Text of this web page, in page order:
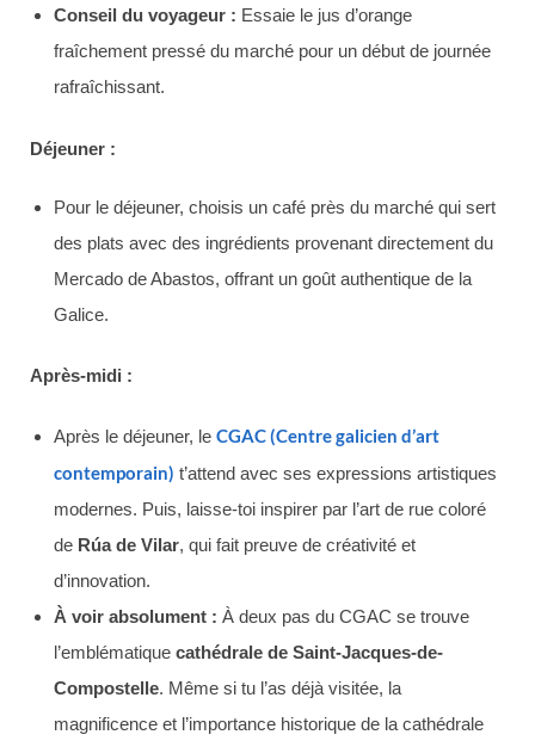
Conseil du voyageur : Essaie le jus d’orange
fraîchement pressé du marché pour un début de journée
rafraîchissant.
Déjeuner :
Pour le déjeuner, choisis un café près du marché qui sert
des plats avec des ingrédients provenant directement du
Mercado de Abastos, offrant un goût authentique de la
Galice.
Après-midi :
Après le déjeuner, le CGAC (Centre galicien d’art
contemporain) t’attend avec ses expressions artistiques
modernes. Puis, laisse-toi inspirer par l’art de rue coloré
de Rúa de Vilar, qui fait preuve de créativité et
d’innovation.
À voir absolument : À deux pas du CGAC se trouve
l’emblématique cathédrale de Saint-Jacques-de-
Compostelle. Même si tu l’as déjà visitée, la
magnificence et l’importance historique de la cathédrale